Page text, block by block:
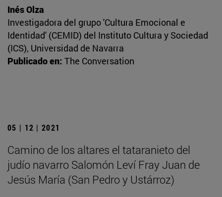
Inés Olza
Investigadora del grupo 'Cultura Emocional e
Identidad' (CEMID) del Instituto Cultura y Sociedad
(ICS), Universidad de Navarra
Publicado en: The Conversation
05 | 12 | 2021
Camino de los altares el tataranieto del
judío navarro Salomón Leví Fray Juan de
Jesús María (San Pedro y Ustárroz)